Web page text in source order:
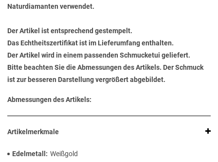
Naturdiamanten verwendet.
Der Artikel ist entsprechend gestempelt.
Das Echtheitszertifikat ist im Lieferumfang enthalten.
Der Artikel wird in einem passenden Schmucketui geliefert.
Bitte beachten Sie die Abmessungen des Artikels. Der Schmuck
ist zur besseren Darstellung vergrößert abgebildet.
Abmessungen des Artikels:
Artikelmerkmale
Edelmetall
Weißgold